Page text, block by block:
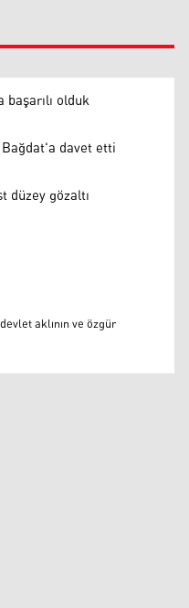
olduk
davet etti
düzey gözaltı
aklının ve özgür